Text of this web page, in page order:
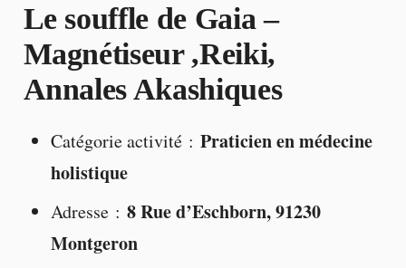
Le souffle de Gaia –
Magnétiseur ,Reiki,
Annales Akashiques
Catégorie activité : Praticien en médecine
holistique
Adresse : 8 Rue d’Eschborn, 91230
Montgeron